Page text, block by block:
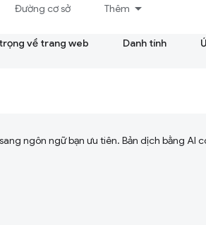
Đường cơ sở Thêm
về trang web Danh tính
ngôn ngữ bạn ưu tiên. Bản dịch bằng AI